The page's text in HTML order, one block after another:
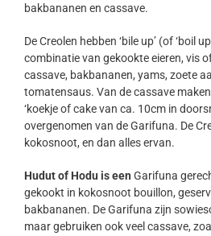
bakbananen en cassave.
De Creolen hebben ‘bile up’ (of ‘boil
combinatie van gekookte eieren, vis
cassave, bakbananen, yams, zoete
tomatensaus. Van de cassave maken
‘koekje of cake van ca. 10cm in
overgenomen van de Garifuna. De
kokosnoot, en dan alles ervan.
Hudut of Hodu is een Garifuna
gekookt in kokosnoot bouillon,
bakbananen. De Garifuna zijn
maar gebruiken ook veel cassave,